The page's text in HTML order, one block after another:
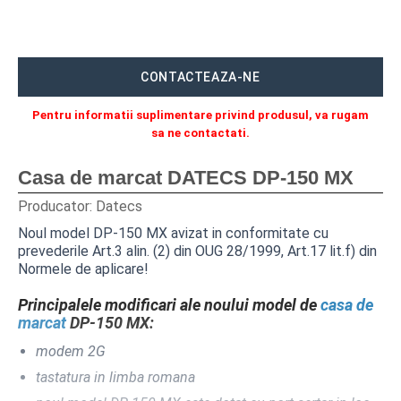
ACCESORII
SOLUTII SOFTWARE
NAVIGARE
SERVICE
BLUECASH 50
CONTACTEAZA-NE
Pentru informatii suplimentare privind produsul, va rugam
sa ne contactati.
Casa de marcat DATECS DP-150 MX
Producator: Datecs
Noul model DP-150 MX avizat in conformitate cu
prevederile Art.3 alin. (2) din OUG 28/1999, Art.17 lit.f) din
Normele de aplicare!
Principalele modificari ale noului model decasa de
marcatDP-150 MX:
modem 2G
tastatura in limba romana